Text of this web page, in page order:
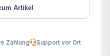
Artikel
Zahlung Support vor Ort